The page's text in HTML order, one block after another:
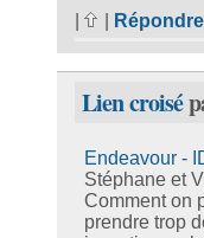
Répondre
Lien croisé
Endeavour -
Stéphane et
Comment on
prendre trop